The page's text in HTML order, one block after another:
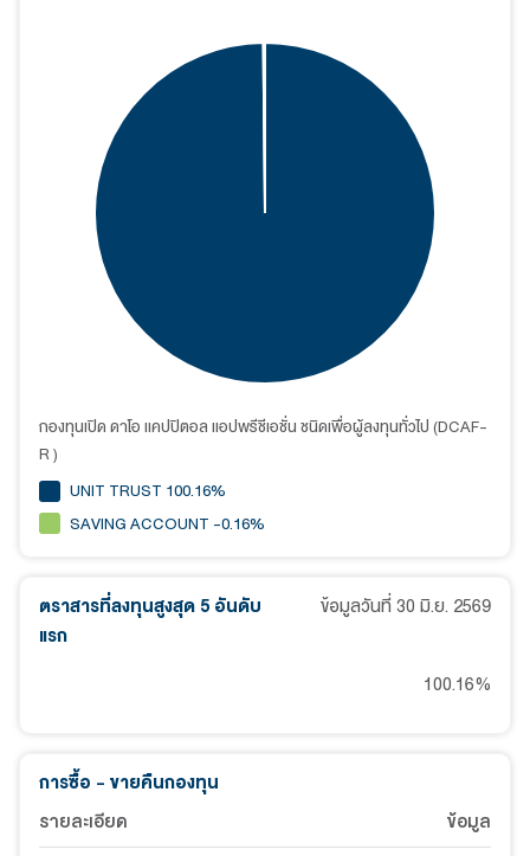
กองทุนเปิด ดาโอ แคปปิตอล แอปพรีชีเอชั่น ชนิดเพื่อผู้ลงทุนทั่วไป (DCAF-
R )
UNIT TRUST 100.16%
SAVING ACCOUNT -0.16%
ตราสารที่ลงทุนสูงสุด 5 อันดับ
แรก
ข้อมูลวันที่ 30 มิ.ย. 2569
100.16%
การซื้อ - ขายคืนกองทุน
รายละเอียด
ข้อมูล